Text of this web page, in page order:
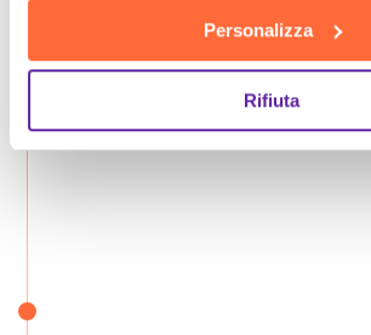
Personalizza
Rifiuta